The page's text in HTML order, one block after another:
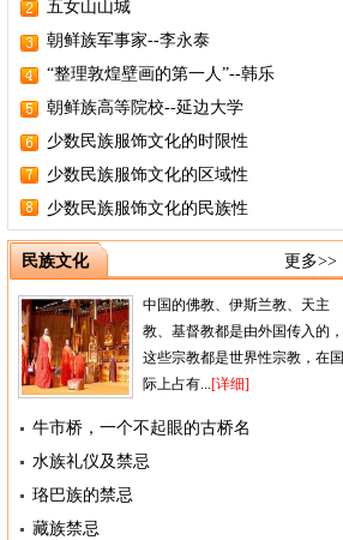
五女山山城
朝鲜族军事家--李永泰
“整理敦煌壁画的第一人”--韩乐
朝鲜族高等院校--延边大学
少数民族服饰文化的时限性
少数民族服饰文化的区域性
少数民族服饰文化的民族性
更多>>
民族文化
中国的佛教、伊斯兰教、天主
教、基督教都是由外国传入的，
这些宗教都是世界性宗教，在国
际上占有...[详细]
牛市桥，一个不起眼的古桥名
水族礼仪及禁忌
珞巴族的禁忌
藏族禁忌